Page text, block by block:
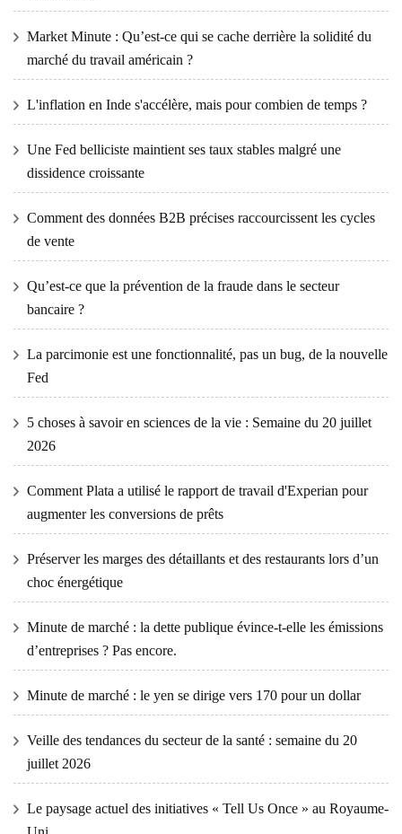
Market Minute : Qu’est-ce qui se cache derrière la solidité du
marché du travail américain ?
L'inflation en Inde s'accélère, mais pour combien de temps ?
Une Fed belliciste maintient ses taux stables malgré une
dissidence croissante
Comment des données B2B précises raccourcissent les cycles
de vente
Qu’est-ce que la prévention de la fraude dans le secteur
bancaire ?
La parcimonie est une fonctionnalité, pas un bug, de la nouvelle
Fed
5 choses à savoir en sciences de la vie : Semaine du 20 juillet
2026
Comment Plata a utilisé le rapport de travail d'Experian pour
augmenter les conversions de prêts
Préserver les marges des détaillants et des restaurants lors d’un
choc énergétique
Minute de marché : la dette publique évince-t-elle les émissions
d’entreprises ? Pas encore.
Minute de marché : le yen se dirige vers 170 pour un dollar
Veille des tendances du secteur de la santé : semaine du 20
juillet 2026
Le paysage actuel des initiatives « Tell Us Once » au Royaume-